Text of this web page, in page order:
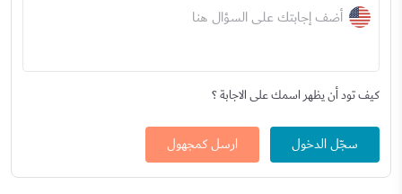
أضف إجابتك على السؤال هنا
كيف تود أن يظهر اسمك على الاجابة ؟
سجّل الدخول ارسل كمجهول